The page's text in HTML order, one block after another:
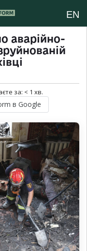
EN
аварійно-
за: < 1 хв.
в Google